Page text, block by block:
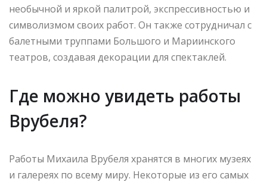
необычной и яркой палитрой, экспрессивностью и
символизмом своих работ. Он также сотрудничал с
балетными труппами Большого и Мариинского
театров, создавая декорации для спектаклей.
Где можно увидеть работы
Врубеля?
Работы Михаила Врубеля хранятся в многих музеях
и галереях по всему миру. Некоторые из его самых